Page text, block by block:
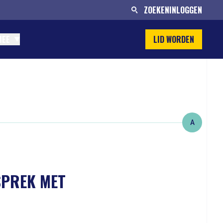
ZOEKENINLOGGEN
LID WORDEN
A
MET